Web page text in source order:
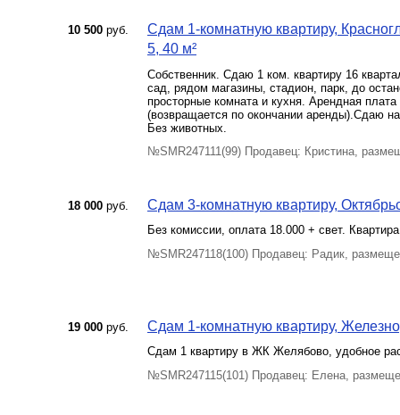
10 500 руб.
Сдам 1-комнатную квартиру,
5, 40 м²
Собственник. Сдаю 1 ком. квартиру 16
сад, рядом магазины, стадион, парк, до
просторные комната и кухня. Арендная
(возвращается по окончании аренды).Сдаю
Без животных.
№SMR247111(99) Продавец: Кристина,
18 000 руб. Сдам 3-комнатную квартиру,
Без комиссии, оплата 18.000 + свет.
№SMR247118(100) Продавец: Радик,
19 000 руб. Сдам 1-комнатную квартиру,
Сдам 1 квартиру в ЖК Желябово, удобное
№SMR247115(101) Продавец: Елена,